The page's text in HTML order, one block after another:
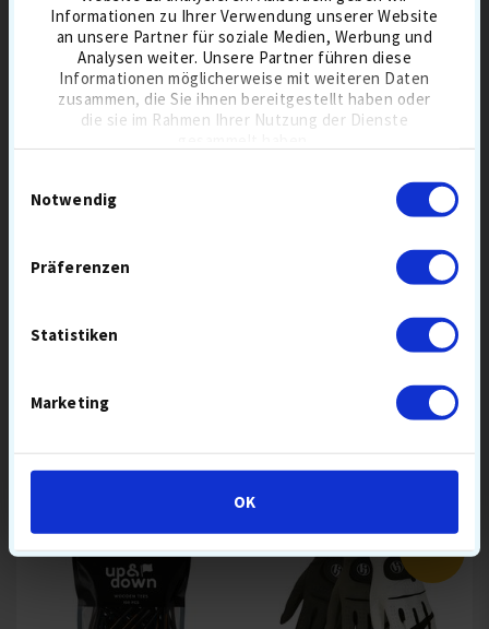
Informationen zu Ihrer Verwendung unserer Website
an unsere Partner für soziale Medien, Werbung und
Analysen weiter. Unsere Partner führen diese
Informationen möglicherweise mit weiteren Daten
zusammen, die Sie ihnen bereitgestellt haben oder
die sie im Rahmen Ihrer Nutzung der Dienste
Notwendig
Präferenzen
Statistiken
Marketing
OK
BELIEBTE GOLFAUSRÜSTUNG
GOLF GEAR
CLUB CLEANER PRO
REINIGUNG
OUT OF BOUNDS
SCHLÄGERREINIGER
-20%